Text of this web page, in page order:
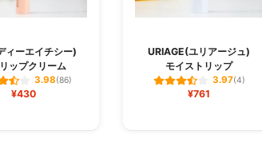
ィーエイチシー)
ップクリーム
3.98(86)
¥430
URIAGE(ユリアージュ)
モイストリップ
3.97(4)
¥761